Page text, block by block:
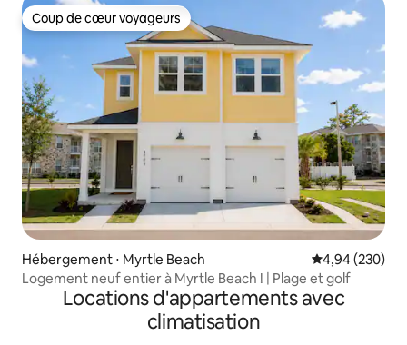
Coup de cœur voyageurs
Coup de cœur voyageurs
Hébergement ⋅ Myrtle Beach Évaluation
4,94 (230)
Logement neuf entier à Myrtle Beach ! | Plage et golf
Locations d'appartements avec
climatisation